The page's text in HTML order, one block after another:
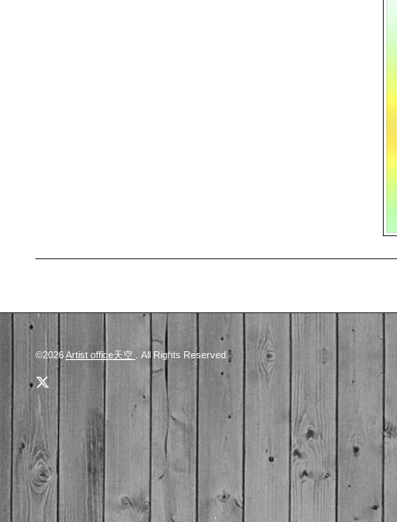
©2026Artist office天空 . All Rights Reserved.